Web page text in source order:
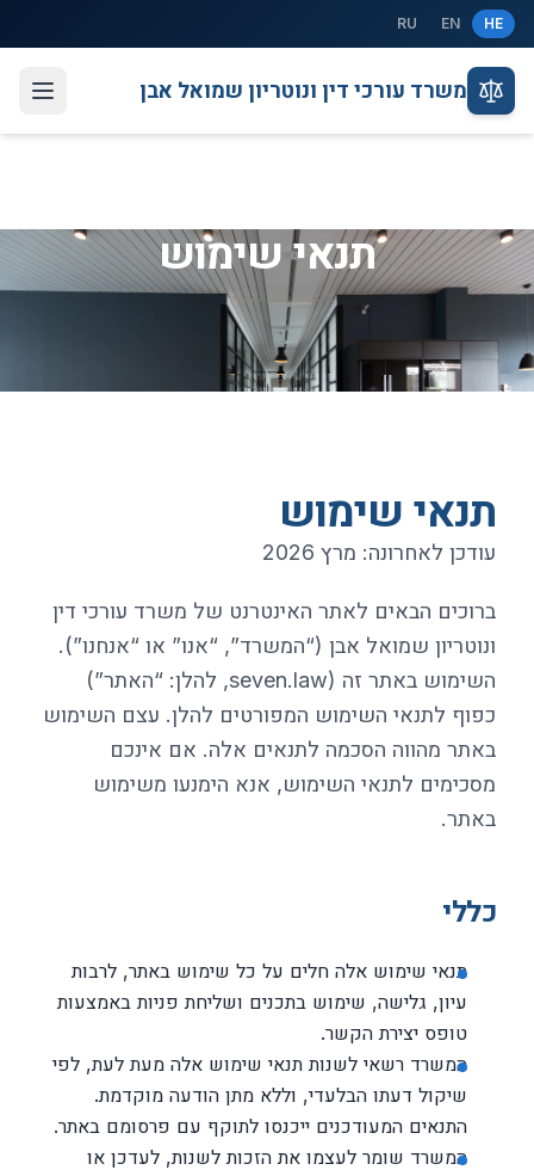
דלג לתוכן
HE
EN
RU
משרד עורכי דין ונוטריון שמואל אבן
תנאי שימוש
תנאי שימוש
עודכן לאחרונה: מרץ 2026
ברוכים הבאים לאתר האינטרנט של משרד עורכי דין
ונוטריון שמואל אבן (“המשרד”, “אנו” או “אנחנו”).
השימוש באתר זה (seven.law, להלן: “האתר”)
כפוף לתנאי השימוש המפורטים להלן. עצם השימוש
באתר מהווה הסכמה לתנאים אלה. אם אינכם
מסכימים לתנאי השימוש, אנא הימנעו משימוש
באתר.
כללי
תנאי שימוש אלה חלים על כל שימוש באתר, לרבות
עיון, גלישה, שימוש בתכנים ושליחת פניות באמצעות
טופס יצירת הקשר.
המשרד רשאי לשנות תנאי שימוש אלה מעת לעת, לפי
שיקול דעתו הבלעדי, וללא מתן הודעה מוקדמת.
התנאים המעודכנים ייכנסו לתוקף עם פרסומם באתר.
המשרד שומר לעצמו את הזכות לשנות, לעדכן או